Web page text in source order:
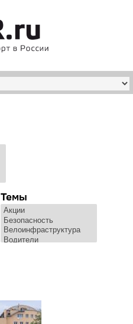
Темы